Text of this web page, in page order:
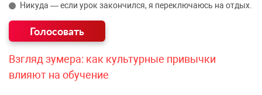
Никуда — если урок закончился, я переключаюсь на отдых.
Взгляд зумера: как культурные привычки
влияют на обучение